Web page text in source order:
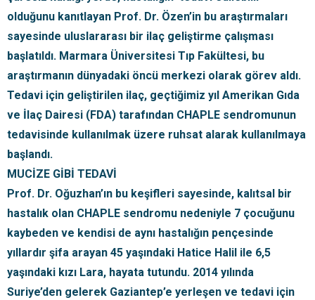
olduğunu kanıtlayan Prof. Dr. Özen’in bu araştırmaları
sayesinde uluslararası bir ilaç geliştirme çalışması
başlatıldı. Marmara Üniversitesi Tıp Fakültesi, bu
araştırmanın dünyadaki öncü merkezi olarak görev aldı.
Tedavi için geliştirilen ilaç, geçtiğimiz yıl Amerikan Gıda
ve İlaç Dairesi (FDA) tarafından CHAPLE sendromunun
tedavisinde kullanılmak üzere ruhsat alarak kullanılmaya
başlandı.
MUCİZE GİBİ TEDAVİ
Prof. Dr. Oğuzhan’ın bu keşifleri sayesinde, kalıtsal bir
hastalık olan CHAPLE sendromu nedeniyle 7 çocuğunu
kaybeden ve kendisi de aynı hastalığın pençesinde
yıllardır şifa arayan 45 yaşındaki Hatice Halil ile 6,5
yaşındaki kızı Lara, hayata tutundu. 2014 yılında
Suriye’den gelerek Gaziantep’e yerleşen ve tedavi için